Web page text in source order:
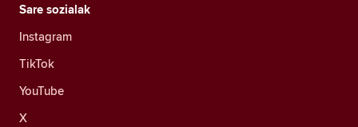
Sare sozialak
Instagram
TikTok
YouTube
X